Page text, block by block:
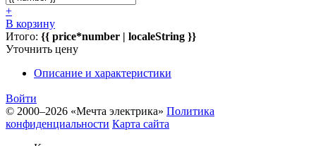
+
В корзину
Итого: {{ price*number | localeString }}
Уточнить цену
Описание и характеристики
Войти
© 2000–2026 «Мечта электрика» Политика
конфиденциальности Карта сайта